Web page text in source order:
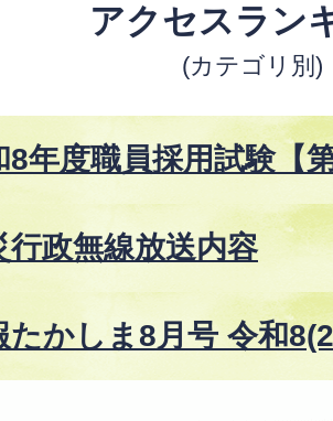
アクセスラン
(カテゴリ別)
8年度職員採用試験【
行政無線放送内容
たかしま8月号 令和